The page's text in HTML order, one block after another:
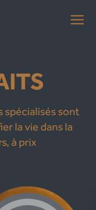
spécialisés sont
la vie dans la
à prix